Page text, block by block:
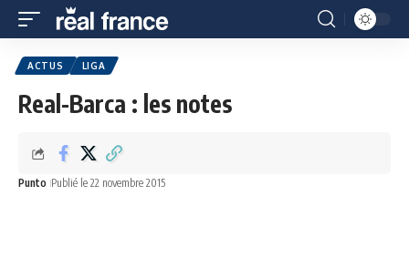
ACTUS LIGA
Real-Barca : les notes
Punto Publié le 22 novembre 2015